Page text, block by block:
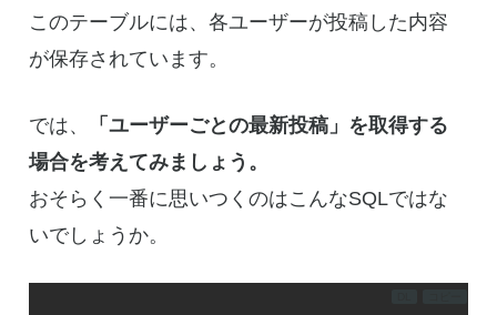
このテーブルには、各ユーザーが投稿した内容
が保存されています。
では、 「ユーザーごとの最新投稿 」を取得する
場合を考えてみましょう。
おそらく一番に思いつくのはこんなSQLではな
いでしょうか。